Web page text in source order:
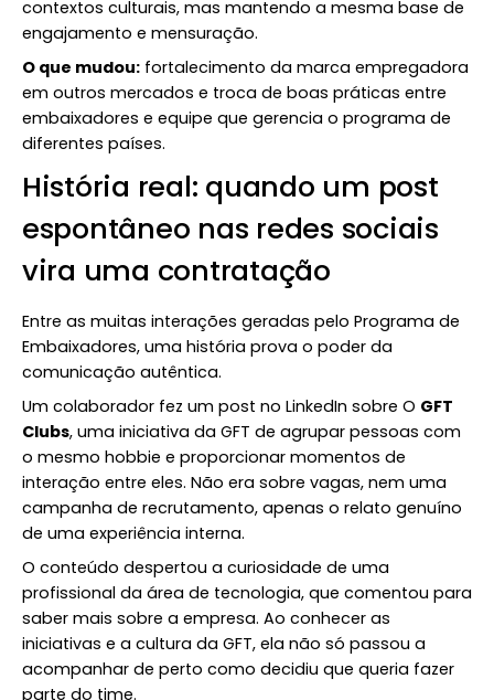
contextos culturais, mas mantendo a mesma base de
engajamento e mensuração.
O que mudou: fortalecimento da marca empregadora
em outros mercados e troca de boas práticas entre
embaixadores e equipe que gerencia o programa de
diferentes países.
História real: quando um post
espontâneo nas redes sociais
vira uma contratação
Entre as muitas interações geradas pelo Programa de
Embaixadores, uma história prova o poder da
comunicação autêntica.
Um colaborador fez um post no LinkedIn sobre O GFT
Clubs, uma iniciativa da GFT de agrupar pessoas com
o mesmo hobbie e proporcionar momentos de
interação entre eles. Não era sobre vagas, nem uma
campanha de recrutamento, apenas o relato genuíno
de uma experiência interna.
O conteúdo despertou a curiosidade de uma
profissional da área de tecnologia, que comentou para
saber mais sobre a empresa. Ao conhecer as
iniciativas e a cultura da GFT, ela não só passou a
acompanhar de perto como decidiu que queria fazer
parte do time.